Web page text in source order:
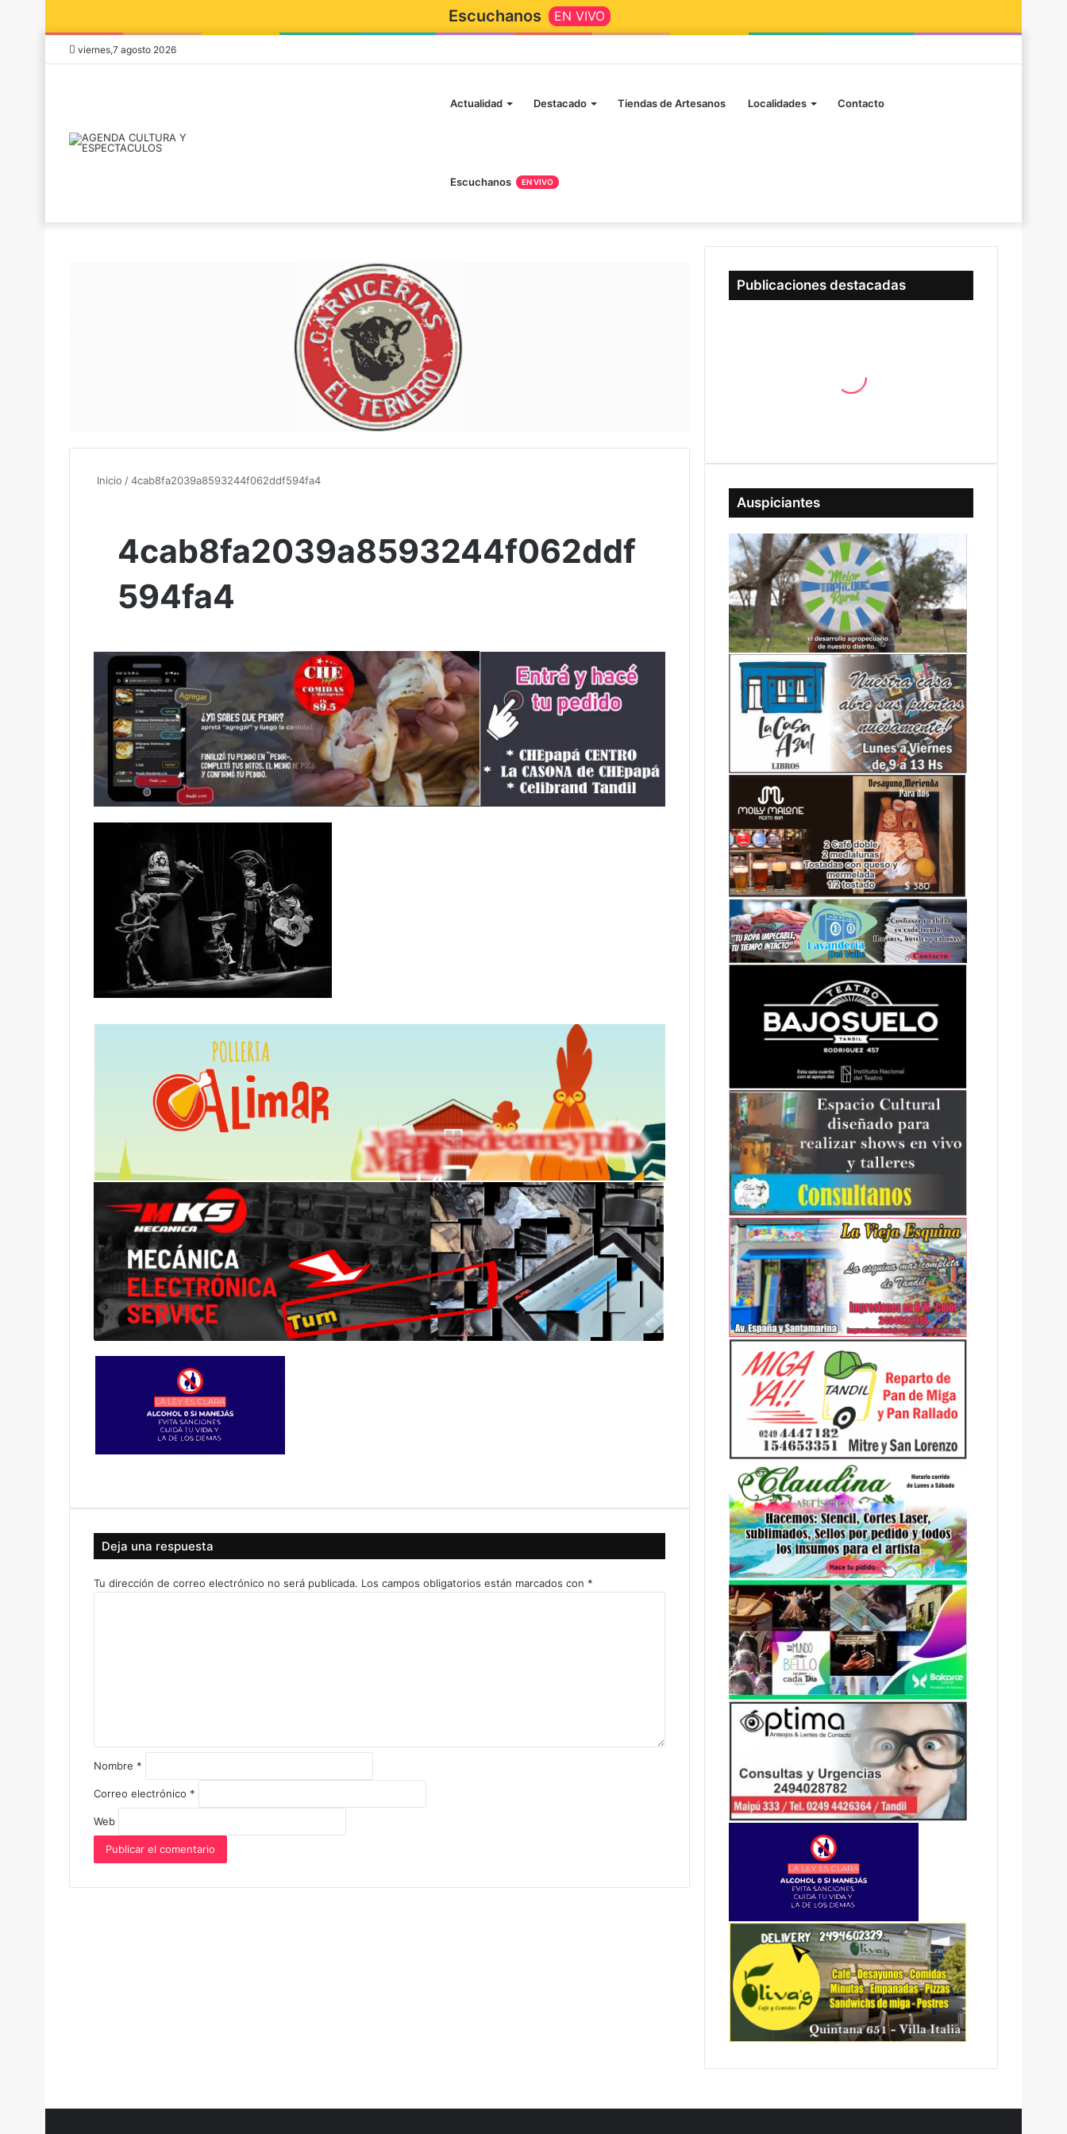
Escuchanos EN VIVO
viernes,7 agosto 2026
Actualidad Destacado Tiendas de Artesanos Localidades Contacto
Escuchanos EN VIVO
Inicio /4cab8fa2039a8593244f062ddf594fa4
4cab8fa2039a8593244f062ddf
594fa4
Deja una respuesta
Tu dirección de correo electrónico no será publicada. Los campos obligatorios están marcados con *
o
*
Nombre *
Correo electrónico *
Web
Publicaciones destacadas
Auspiciantes